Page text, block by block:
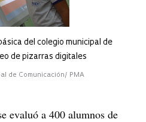
del colegio municipal de
de pizarras digitales
de Comunicación/ PMA
evaluó a 400 alumnos de